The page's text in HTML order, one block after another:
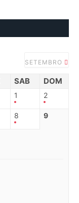
SETEMBRO
SAB DOM
1 2
8 9